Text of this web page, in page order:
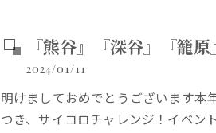
『熊谷』『深谷』『籠
2024/01/11
明けましておめでとうございます本
つき、サイコロチャレンジ！イベ